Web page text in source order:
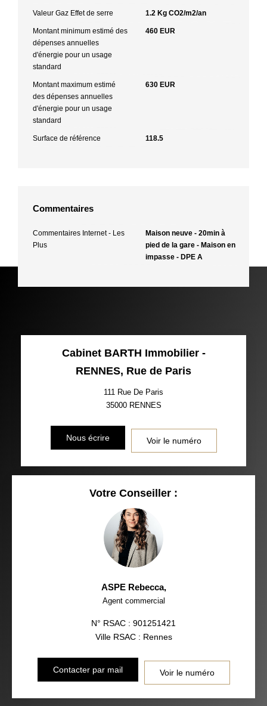
Valeur Gaz Effet de serre 1.2 Kg CO2/m2/an
Montant minimum estimé des
dépenses annuelles
d'énergie pour un usage
standard
460 EUR
Montant maximum estimé
des dépenses annuelles
d'énergie pour un usage
standard
630 EUR
Surface de référence 118.5
Commentaires
Commentaires Internet - Les
Plus
Maison neuve - 20min à
pied de la gare - Maison en
impasse - DPE A
Cabinet BARTH Immobilier -
RENNES, Rue de Paris
111 Rue De Paris
35000 RENNES
Nous écrire Voir le numéro
Votre Conseiller :
ASPE Rebecca,
Agent commercial
N° RSAC : 901251421
Ville RSAC : Rennes
Contacter par mail Voir le numéro